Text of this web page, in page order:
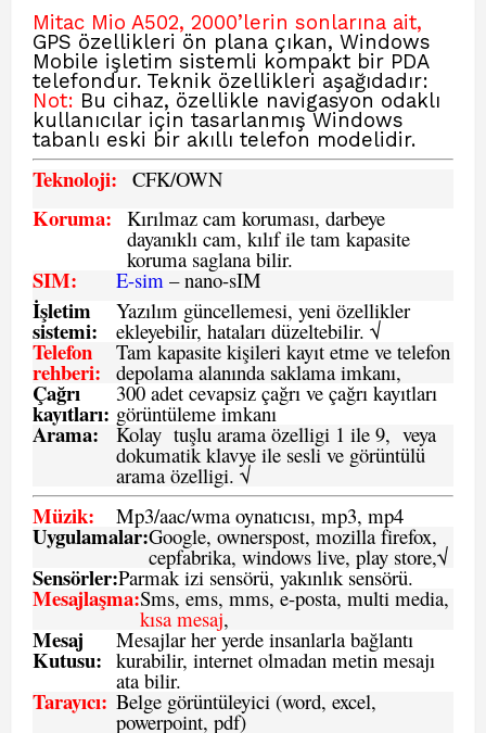
Mitac Mio A502, 2000’lerin sonlarına ait,
GPS özellikleri ön plana çıkan, Windows
Mobile işletim sistemli kompakt bir PDA
telefondur. Teknik özellikleri aşağıdadır:
Not: Bu cihaz, özellikle navigasyon odaklı
kullanıcılar için tasarlanmış Windows
tabanlı eski bir akıllı telefon modelidir.
Teknoloji: CFK/OWN
Koruma: Kırılmaz cam koruması, darbeye
dayanıklı cam, kılıf ile tam kapasite
koruma saglana bilir.
SIM: E-sim – nano-sIM
İşletim
sistemi:
Yazılım güncellemesi, yeni özellikler
ekleyebilir, hataları düzeltebilir. √
Telefon
rehberi:
Tam kapasite kişileri kayıt etme ve telefon
depolama alanında saklama imkanı,
Çağrı
kayıtları:
300 adet cevapsiz çağrı ve çağrı kayıtları
görüntüleme imkanı
Arama: Kolay tuşlu arama özelligi 1 ile 9, veya
dokumatik klavye ile sesli ve görüntülü
arama özelligi. √
Müzik: Mp3/aac/wma oynatıcısı, mp3, mp4
Uygulamalar:Google, ownerspost, mozilla firefox,
cepfabrika, windows live, play store,√
Sensörler:Parmak izi sensörü, yakınlık sensörü.
Mesajlaşma:Sms, ems, mms, e-posta, multi media,
kısa mesaj,
Mesaj
Kutusu:
Mesajlar her yerde insanlarla bağlantı
kurabilir, internet olmadan metin mesajı
ata bilir.
Tarayıcı: Belge görüntüleyici (word, excel,
powerpoint, pdf)